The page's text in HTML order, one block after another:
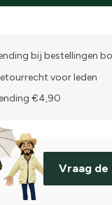
bij bestellingen
voor leden
€4,90
Vraag de